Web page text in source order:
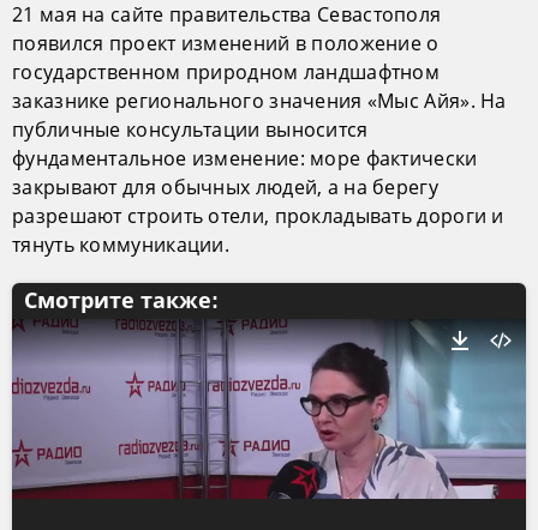
21 мая на сайте правительства Севастополя
появился проект изменений в положение о
государственном природном ландшафтном
заказнике регионального значения «Мыс Айя». На
публичные консультации выносится
фундаментальное изменение: море фактически
закрывают для обычных людей, а на берегу
разрешают строить отели, прокладывать дороги и
тянуть коммуникации.
Смотрите также: